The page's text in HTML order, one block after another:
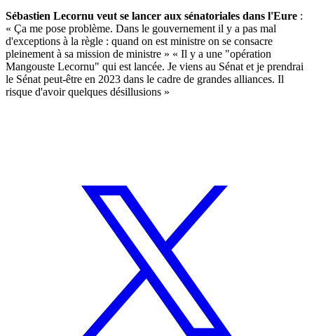
Sébastien Lecornu veut se lancer aux sénatoriales dans l'Eure :
« Ça me pose problème. Dans le gouvernement il y a pas mal
d'exceptions à la règle : quand on est ministre on se consacre
pleinement à sa mission de ministre » « Il y a une "opération
Mangouste Lecornu" qui est lancée. Je viens au Sénat et je prendrai
le Sénat peut-être en 2023 dans le cadre de grandes alliances. Il
risque d'avoir quelques désillusions »